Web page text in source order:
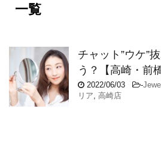
一覧
チャット”ウケ”
う？【高崎・前
2022/06/03 -
リア, 高崎店